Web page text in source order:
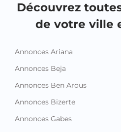
Découvrez
de votre ville
Annonces Ariana
Annonces Beja
Annonces Ben Arous
Annonces Bizerte
Annonces Gabes